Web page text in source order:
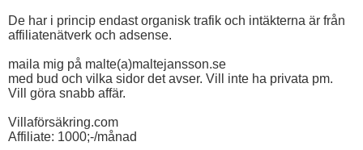
De har i princip endast organisk trafik och intäkterna är från
affiliatenätverk och adsense.
maila mig på malte(a)maltejansson.se
med bud och vilka sidor det avser. Vill inte ha privata pm.
Vill göra snabb affär.
Villaförsäkring.com
Affiliate: 1000;-/månad